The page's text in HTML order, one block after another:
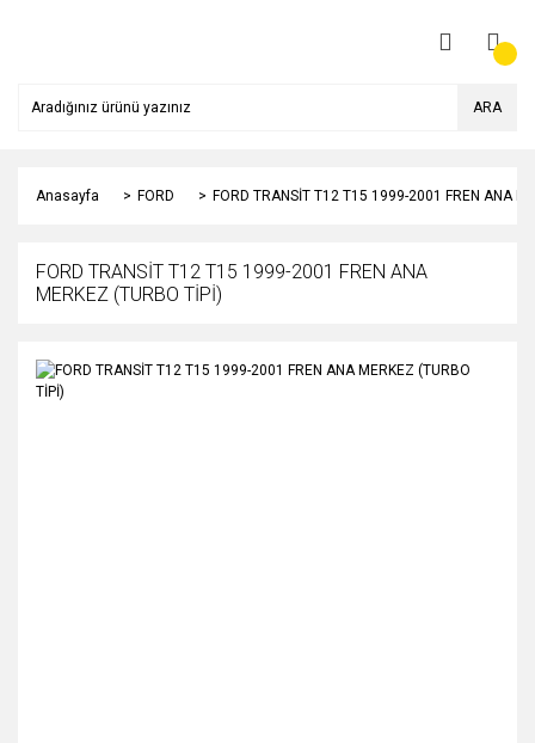
ARA
Anasayfa FORD FORD TRANSİT T12 T15 1999-2001 FREN ANA
FORD TRANSİT T12 T15 1999-2001 FREN ANA
MERKEZ (TURBO TİPİ)